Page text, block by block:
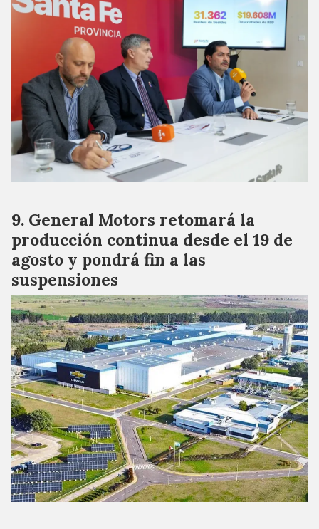
General Motors retomará la
producción continua desde el 19 de
agosto y pondrá fin a las
suspensiones